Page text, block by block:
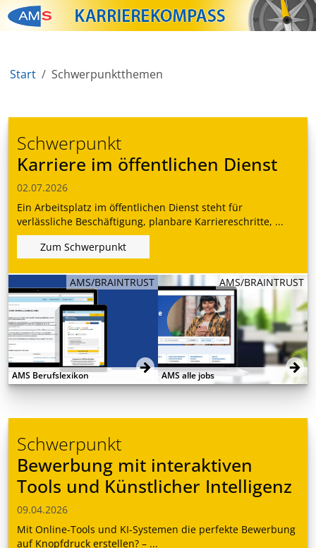
Zum Inhalt springen
Zum Navmenü springen
Zur Suche springen
Zur Footer springen
Start Schwerpunktthemen
Schwerpunkt
Karriere im öffentlichen Dienst
02.07.2026
Ein Arbeitsplatz im öffentlichen Dienst steht für
verlässliche Beschäftigung, planbare Karriereschritte, ...
Zum Schwerpunkt
AMS Berufslexikon
AMS/BRAINTRUST
AMS alle jobs
AMS/BRAINTRUST
Schwerpunkt
Bewerbung mit interaktiven
Tools und Künstlicher Intelligenz
09.04.2026
Mit Online-Tools und KI-Systemen die perfekte Bewerbung
auf Knopfdruck erstellen? – ...